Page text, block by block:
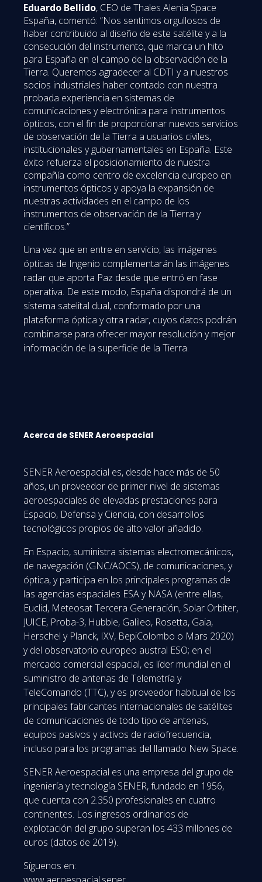
Eduardo Bellido, CEO de Thales Alenia Space
España, comentó: “Nos sentimos orgullosos de
haber contribuido al diseño de este satélite y a la
consecución del instrumento, que marca un hito
para España en el campo de la observación de la
Tierra. Queremos agradecer al CDTI y a nuestros
socios industriales haber contado con nuestra
probada experiencia en sistemas de
comunicaciones y electrónica para instrumentos
ópticos, con el fin de proporcionar nuevos servicios
de observación de la Tierra a usuarios civiles,
institucionales y gubernamentales en España. Este
éxito refuerza el posicionamiento de nuestra
compañía como centro de excelencia europeo en
instrumentos ópticos y apoya la expansión de
nuestras actividades en el campo de los
instrumentos de observación de la Tierra y
científicos.”
Una vez que en entre en servicio, las imágenes
ópticas de Ingenio complementarán las imágenes
radar que aporta Paz desde que entró en fase
operativa. De este modo, España dispondrá de un
sistema satelital dual, conformado por una
plataforma óptica y otra radar, cuyos datos podrán
combinarse para ofrecer mayor resolución y mejor
información de la superficie de la Tierra.
Acerca de SENER Aeroespacial
SENER Aeroespacial es, desde hace más de 50
años, un proveedor de primer nivel de sistemas
aeroespaciales de elevadas prestaciones para
Espacio, Defensa y Ciencia, con desarrollos
tecnológicos propios de alto valor añadido.
En Espacio, suministra sistemas electromecánicos,
de navegación (GNC/AOCS), de comunicaciones, y
óptica, y participa en los principales programas de
las agencias espaciales ESA y NASA (entre ellas,
Euclid, Meteosat Tercera Generación, Solar Orbiter,
JUICE, Proba-3, Hubble, Galileo, Rosetta, Gaia,
Herschel y Planck, IXV, BepiColombo o Mars 2020)
y del observatorio europeo austral ESO; en el
mercado comercial espacial, es líder mundial en el
suministro de antenas de Telemetría y
TeleComando (TTC), y es proveedor habitual de los
principales fabricantes internacionales de satélites
de comunicaciones de todo tipo de antenas,
equipos pasivos y activos de radiofrecuencia,
incluso para los programas del llamado New Space.
SENER Aeroespacial es una empresa del grupo de
ingeniería y tecnología SENER, fundado en 1956,
que cuenta con 2.350 profesionales en cuatro
continentes. Los ingresos ordinarios de
explotación del grupo superan los 433 millones de
euros (datos de 2019).
Síguenos en: